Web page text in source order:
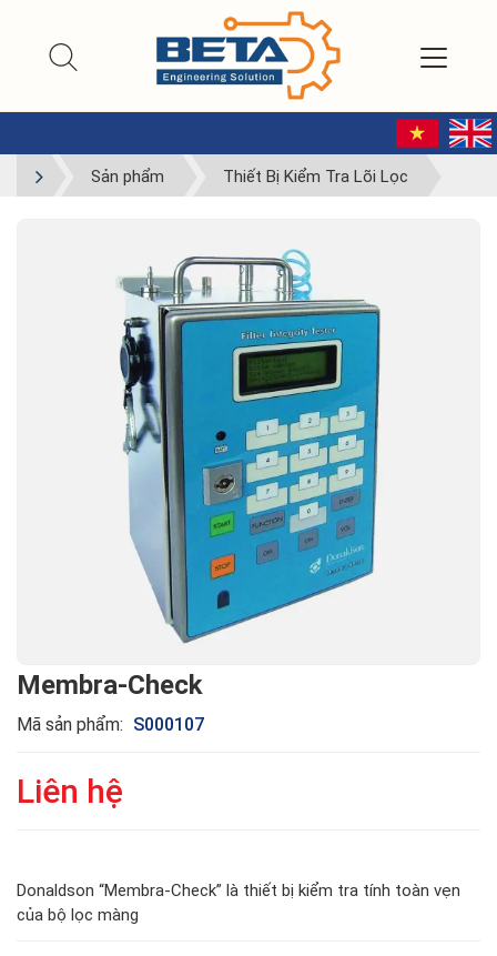
Sản phẩm Thiết Bị Kiểm Tra Lõi Lọc
Membra-Check
Mã sản phẩm: S000107
Liên hệ
Donaldson “Membra-Check” là thiết bị kiểm tra tính toàn vẹn
của bộ lọc màng